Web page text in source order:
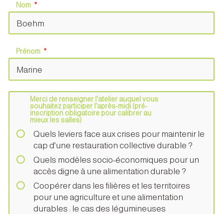
Nom
Prénom
Merci de renseigner l'atelier auquel vous
souhaitez participer l'après-midi (pré-
inscription obligatoire pour calibrer au
mieux les salles)
Quels leviers face aux crises pour maintenir le
cap d'une restauration collective durable ?
Quels modèles socio-économiques pour un
accès digne à une alimentation durable ?
Coopérer dans les filières et les territoires
pour une agriculture et une alimentation
durables : le cas des légumineuses